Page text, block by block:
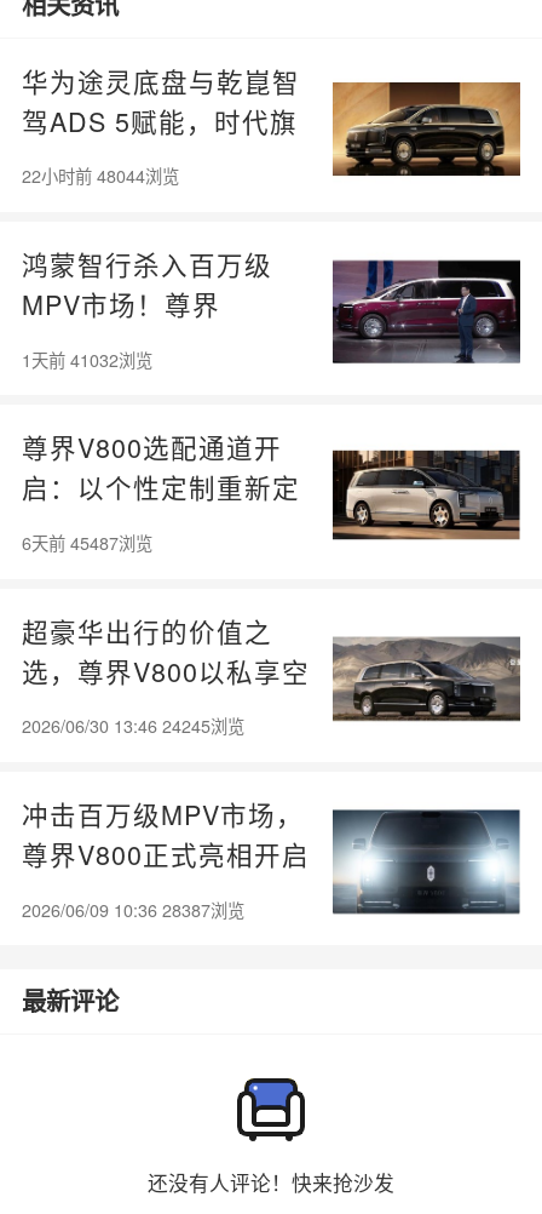
华为途灵底盘与乾崑智
驾ADS 5赋能，时代旗
舰MPV尊界V800、680
22小时前 48044浏览
鸿蒙智行杀入百万级
MPV市场！尊界
V800/V680上市：顶配
1天前 41032浏览
尊界V800选配通道开
启：以个性定制重新定
义百万级MPV的价值逻
6天前 45487浏览
超豪华出行的价值之
选，尊界V800以私享空
间定义MPV顶奢体验
2026/06/30 13:46 24245浏览
冲击百万级MPV市场，
尊界V800正式亮相开启
2026/06/09 10:36 28387浏览
最新评论
还没有人评论！快来抢沙发